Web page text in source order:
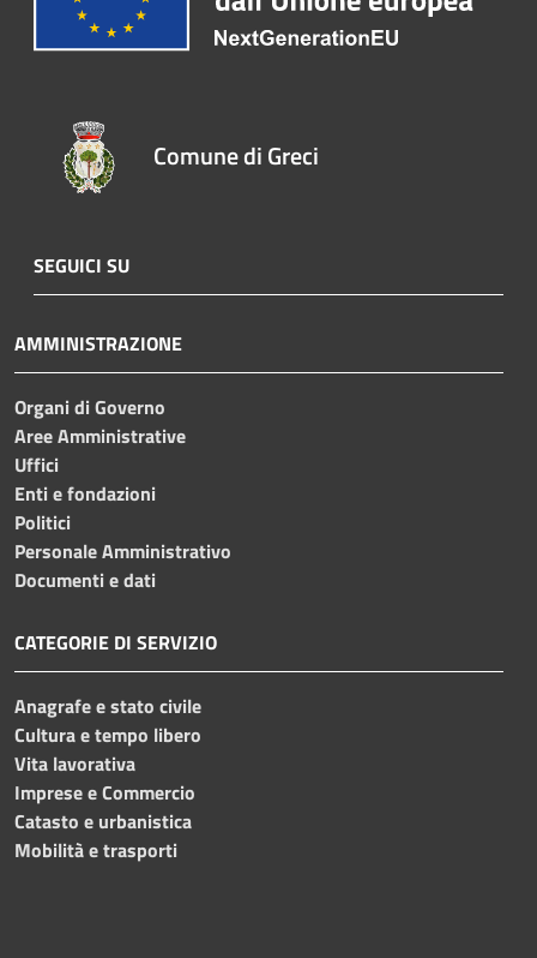
Comune di Greci
SEGUICI SU
AMMINISTRAZIONE
Organi di Governo
Aree Amministrative
Uffici
Enti e fondazioni
Politici
Personale Amministrativo
Documenti e dati
CATEGORIE DI SERVIZIO
Anagrafe e stato civile
Cultura e tempo libero
Vita lavorativa
Imprese e Commercio
Catasto e urbanistica
Mobilità e trasporti